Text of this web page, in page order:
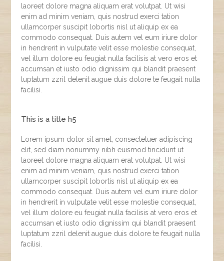
laoreet dolore magna aliquam erat volutpat. Ut wisi
enim ad minim veniam, quis nostrud exerci tation
ullamcorper suscipit lobortis nisl ut aliquip ex ea
commodo consequat. Duis autem vel eum iriure dolor
in hendrerit in vulputate velit esse molestie consequat,
vel illum dolore eu feugiat nulla facilisis at vero eros et
accumsan et iusto odio dignissim qui blandit praesent
luptatum zzril delenit augue duis dolore te feugait nulla
facilisi.
This is a title h5
Lorem ipsum dolor sit amet, consectetuer adipiscing
elit, sed diam nonummy nibh euismod tincidunt ut
laoreet dolore magna aliquam erat volutpat. Ut wisi
enim ad minim veniam, quis nostrud exerci tation
ullamcorper suscipit lobortis nisl ut aliquip ex ea
commodo consequat. Duis autem vel eum iriure dolor
in hendrerit in vulputate velit esse molestie consequat,
vel illum dolore eu feugiat nulla facilisis at vero eros et
accumsan et iusto odio dignissim qui blandit praesent
luptatum zzril delenit augue duis dolore te feugait nulla
facilisi.